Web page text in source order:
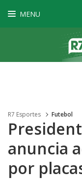
MENU
R7 Esportes Futebol
anuncia
por